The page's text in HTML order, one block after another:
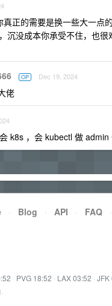
真正的需要是换一些大一点
沉没成本你承受不住，也
OP Dec 19, 2024
佬
k8s ，会 kubectl 做 admin
· Blog · API · FAQ ·
· PVG 18:52 · LAX 03:52 · JFK